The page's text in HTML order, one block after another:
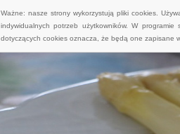
Ważne: nasze strony wykorzystują pliki cookies.
indywidualnych potrzeb użytkowników. W
dotyczących cookies oznacza, że będą one zapisane